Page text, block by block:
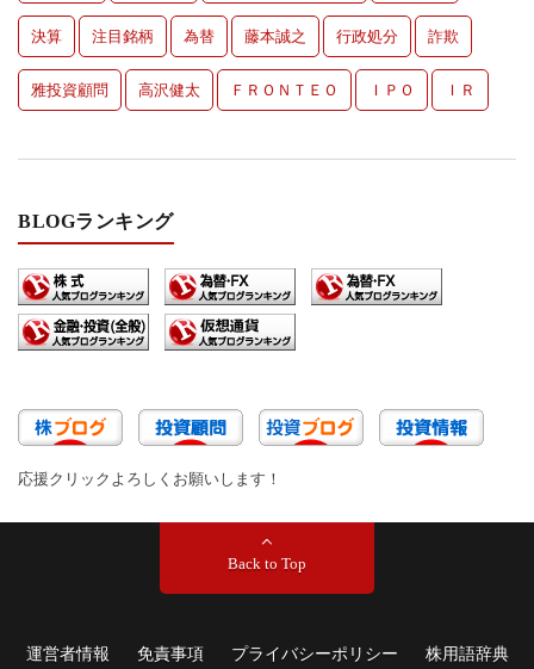
決算 注目銘柄 為替 藤本誠之 行政処分 詐欺
雅投資顧問 高沢健太 ＦＲＯＮＴＥＯ ＩＰＯ ＩＲ
BLOGランキング
応援クリックよろしくお願いします！
Back to Top
運営者情報 免責事項 プライバシーポリシー
株用語辞典